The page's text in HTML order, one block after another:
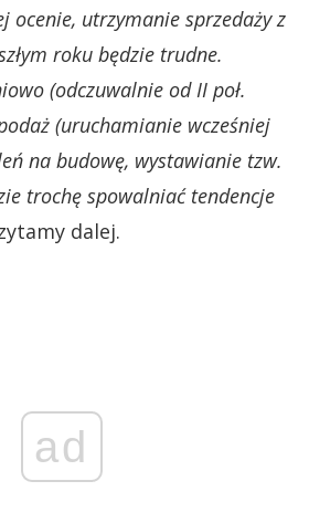
ocenie, utrzymanie sprzedaży z
roku będzie trudne.
(odczuwalnie od II poł.
(uruchamianie wcześniej
na budowę, wystawianie tzw.
trochę spowalniać tendencje
dalej.
ad